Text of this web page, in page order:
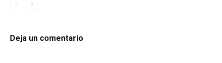
Deja un comentario